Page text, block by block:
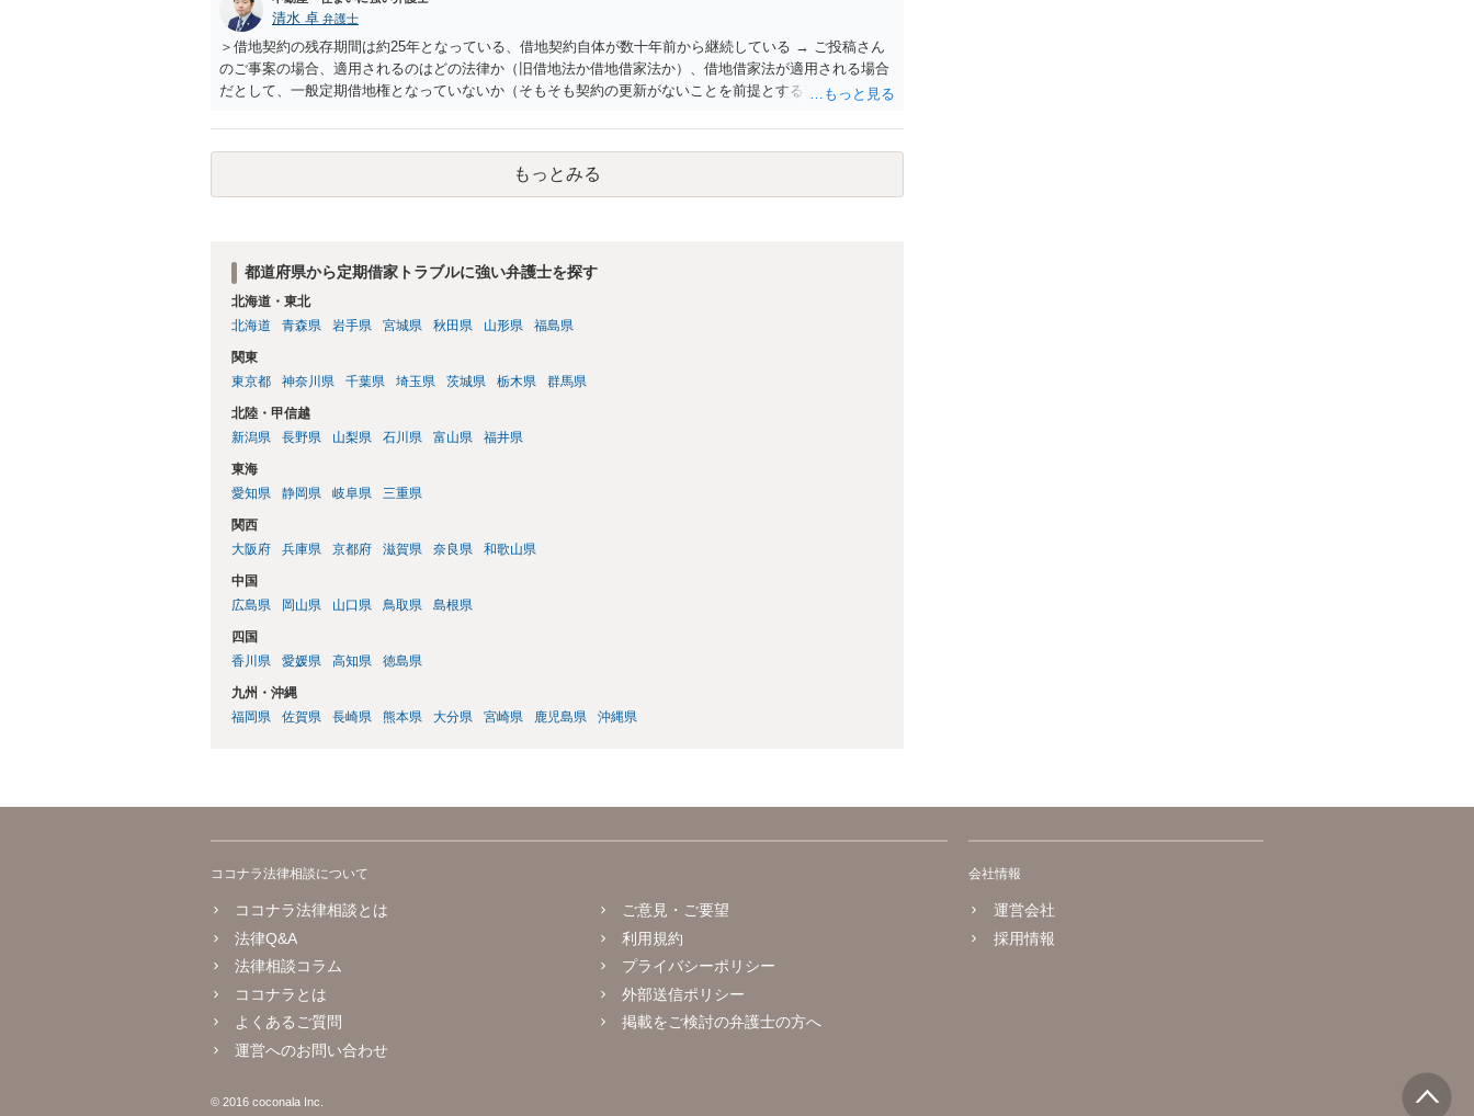
清水 卓 弁護士
＞借地契約の残存期間は約25年となっている、借地契約自体が数十年前から継続している → ご投稿さん
のご事案の場合、適用されるのはどの法律か（旧借地法か借地借家法か）、借地借家法が適用される場合
だとして、一般定期借地権となっていないか（そもそも契約の更新がないことを前提とする契約か、借地
を確認の上、確かめてみる必要があるように思います。 その上で、契約書の内容や適用される法律等に
基づき、今後の対応を検討なされるべきでしょう。 借地契約自体が数十年前から継続している等の事情
からしますと、ご投稿さんのご事案は、借地契約が締結された時期によっては、借地借家法ではなく、旧
借地法が適用されるご事案かもしれません。 ※借地借家法の施行日が平成４年８月１日の関係で、平成
とされており、裁判実務上も容易には認められていません。 ただし、借地借家法が施行された平成４年
８月１日以降に借地契約が締結されている場合、契約の更新がないことを前提とする一般定期借地権とな
っている可能性もあるので、契約内容の確認をしてみてください。 ※本来、借地借家法では、契約を更
新しないことを内容とする特約は、借地人に不利な特約として無効とされます。 しかしながら、存続期
間を50年以上とする借地契約を締結するに際し、３つの特約（①契約の更新なし、②建物の築造による期
間の延長なし、③建物買取請求をしない）を付ける、一般定期借地権を設定するこが認められています
借地権を設定する場合においては、第９条及び第１６条の規定にかかわらず、契約の更新（更新の請求及
び土地の使用の継続によるものを含む。次条第１項において同じ。）及び建物の築造による存続期間の延
長がなく、並びに第１３条の規定による買取りの請求をしないこととする旨を定めることができる。この
場合においては、その特約は、公正証書による等書面によってしなければならない。
もっとみる
都道府県から定期借家トラブルに強い弁護士を探す
北海道・東北
北海道
青森県 岩手県 宮城県 秋田県 山形県 福島県
関東
東京都
神奈川県 千葉県 埼玉県 茨城県 栃木県 群馬県
北陸・甲信越
新潟県
長野県 山梨県 石川県 富山県 福井県
東海
愛知県
静岡県 岐阜県 三重県
関西
大阪府
兵庫県 京都府 滋賀県 奈良県 和歌山県
中国
広島県
岡山県 山口県 鳥取県 島根県
四国
香川県
愛媛県 高知県 徳島県
九州・沖縄
福岡県
佐賀県 長崎県 熊本県 大分県 宮崎県 鹿児島県 沖縄県
ココナラ法律相談について
ココナラ法律相談とは
法律Q&A
法律相談コラム
ココナラとは
よくあるご質問
運営へのお問い合わせ
ご意見・ご要望
利用規約
プライバシーポリシー
外部送信ポリシー
掲載をご検討の弁護士の方へ
会社情報
運営会社
採用情報
© 2016 coconala Inc.